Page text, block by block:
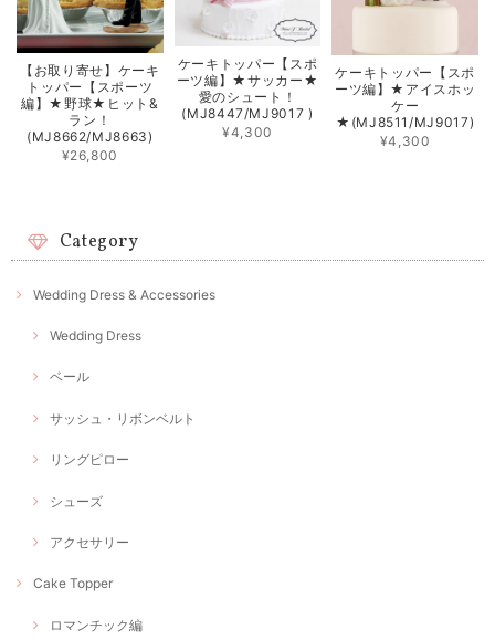
【お取り寄せ】ケーキ
トッパー【スポーツ
編】★野球★ヒット&
ラン！
(MJ8662/MJ8663)
¥26,800
ケーキトッパー【スポ
ーツ編】★サッカー★
愛のシュート！
(MJ8447/MJ9017 )
¥4,300
ケーキトッパー【スポ
ーツ編】★アイスホッ
ケー
★(MJ8511/MJ9017)
¥4,300
Category
Wedding Dress & Accessories
Wedding Dress
ベール
サッシュ・リボンベルト
リングピロー
シューズ
アクセサリー
Cake Topper
ロマンチック編